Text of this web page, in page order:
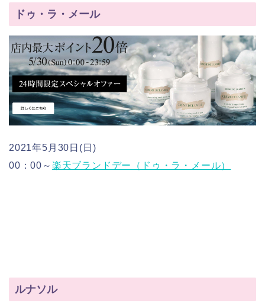
ドゥ・ラ・メール
2021年5月30日(日)
00：00～ 楽天ブランドデー（ドゥ・ラ・メール）
ルナソル